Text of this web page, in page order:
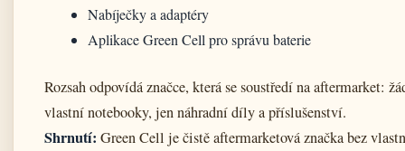
Nabíječky a adaptéry
Aplikace Green Cell pro správu baterie
Rozsah odpovídá značce, která se soustředí na aftermarket:
vlastní notebooky, jen náhradní díly a příslušenství.
Shrnutí: Green Cell je čistě aftermarketová značka bez